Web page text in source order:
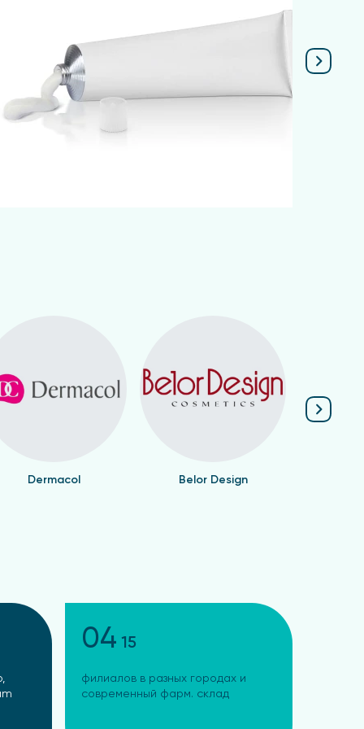
Dermacol Belor Design
04 15
филиалов в разных городах и
современный фарм. склад